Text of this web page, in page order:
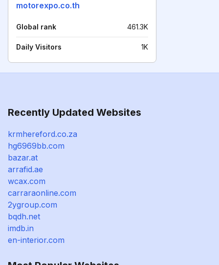
motorexpo.co.th
Global rank 461.3K
Daily Visitors 1K
Recently Updated Websites
krmhereford.co.za
hg6969bb.com
bazar.at
arrafid.ae
wcax.com
carraraonline.com
2ygroup.com
bqdh.net
imdb.in
en-interior.com